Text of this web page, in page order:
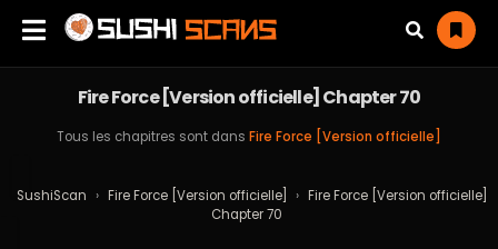
Fire Force [Version officielle] Chapter 70
Tous les chapitres sont dans Fire Force [Version officielle]
SushiScan › Fire Force [Version officielle] › Fire Force [Version officielle]
Chapter 70